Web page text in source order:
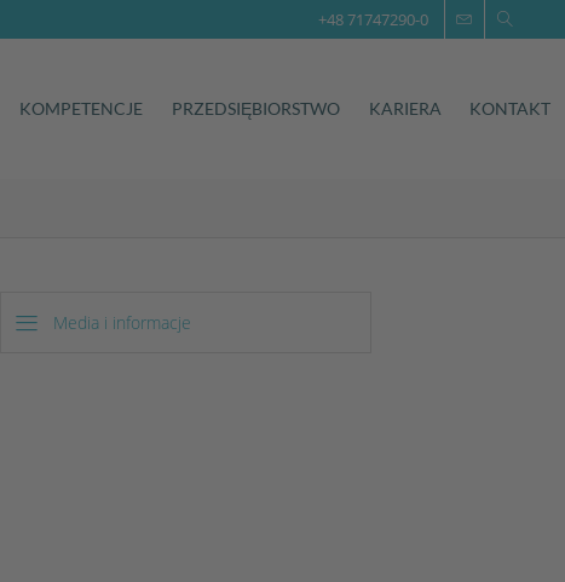
+48 71747290-0
KOMPETENCJE PRZEDSIĘBIORSTWO KARIERA KONTAKT
Media i informacje